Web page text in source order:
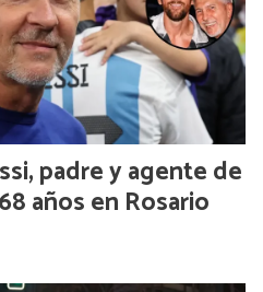
padre y agente de
años en Rosario